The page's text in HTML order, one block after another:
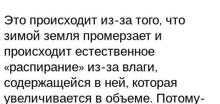
Это происходит из-за того, что
зимой земля промерзает и
происходит естественное
«распирание» из-за влаги,
содержащейся в ней, которая
увеличивается в объеме. Потому-